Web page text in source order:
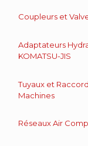
Coupleurs et
Adaptateurs
KOMATSU-JIS
Tuyaux et
Machines
Réseaux Air